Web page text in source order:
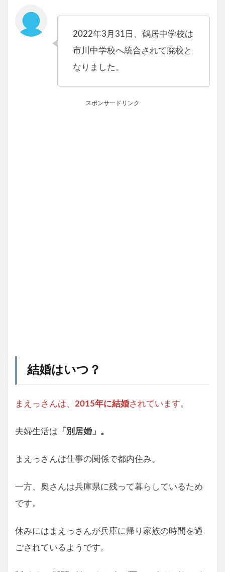
2022年3月31日、鶴居中学校は
市川中学校へ統合されて廃校と
なりました。
スポンサードリンク
結婚はいつ？
まえっさんは、 2015年に結婚されています。
夫婦生活は 「別居婚」。
まえっさんは仕事の関係で都内住み。
一方、奥さんは兵庫県に残って暮らしているため
です。
休みにはまえっさんが兵庫に帰り家族の時間を過
ごされているようです。